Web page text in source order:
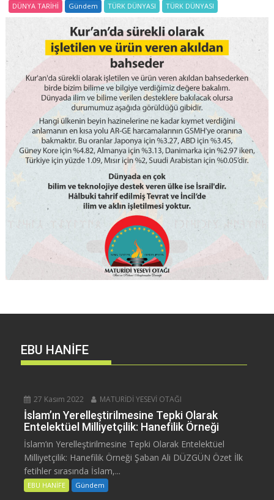
DÜNYA TARİHİ Gündem TÜRK DÜNYASI TÜRK DÜNYASI
EBU HANİFE
27 Kasım 2022 MATURİDİ YESEVİ OTAĞI
İslam’ın Yerelleştirilmesine Tepki Olarak
Entelektüel Milliyetçilik: Hanefilik Örneği
İslam’ın Yerelleştirilmesine Tepki Olarak Entelektüel
Milliyetçilik: Hanefilik Örneği Şaban Ali DÜZGÜN Özet İlk
fetihler sırasında İslam,...
EBU HANİFE Gündem